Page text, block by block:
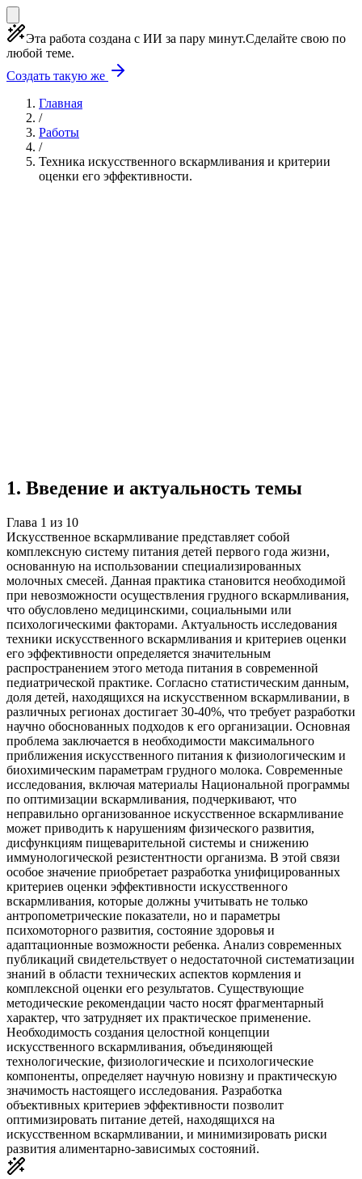
Эта работа создана с ИИ за пару минут.Сделайте свою по
любой теме.
Создать такую же
Главная
/
Работы
/
Техника искусственного вскармливания и критерии
оценки его эффективности.
1. Введение и актуальность темы
Глава 1 из 10
Искусственное вскармливание представляет собой
комплексную систему питания детей первого года жизни,
основанную на использовании специализированных
молочных смесей. Данная практика становится необходимой
при невозможности осуществления грудного вскармливания,
что обусловлено медицинскими, социальными или
психологическими факторами. Актуальность исследования
техники искусственного вскармливания и критериев оценки
его эффективности определяется значительным
распространением этого метода питания в современной
педиатрической практике. Согласно статистическим данным,
доля детей, находящихся на искусственном вскармливании, в
различных регионах достигает 30-40%, что требует разработки
научно обоснованных подходов к его организации. Основная
проблема заключается в необходимости максимального
приближения искусственного питания к физиологическим и
биохимическим параметрам грудного молока. Современные
исследования, включая материалы Национальной программы
по оптимизации вскармливания, подчеркивают, что
неправильно организованное искусственное вскармливание
может приводить к нарушениям физического развития,
дисфункциям пищеварительной системы и снижению
иммунологической резистентности организма. В этой связи
особое значение приобретает разработка унифицированных
критериев оценки эффективности искусственного
вскармливания, которые должны учитывать не только
антропометрические показатели, но и параметры
психомоторного развития, состояние здоровья и
адаптационные возможности ребенка. Анализ современных
публикаций свидетельствует о недостаточной систематизации
знаний в области технических аспектов кормления и
комплексной оценки его результатов. Существующие
методические рекомендации часто носят фрагментарный
характер, что затрудняет их практическое применение.
Необходимость создания целостной концепции
искусственного вскармливания, объединяющей
технологические, физиологические и психологические
компоненты, определяет научную новизну и практическую
значимость настоящего исследования. Разработка
объективных критериев эффективности позволит
оптимизировать питание детей, находящихся на
искусственном вскармливании, и минимизировать риски
развития алиментарно-зависимых состояний.